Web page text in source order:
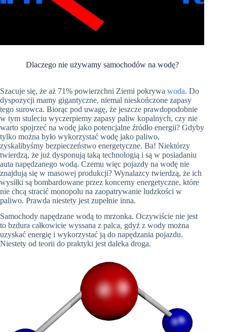
Dlaczego nie używamy samochodów na wodę?
Szacuje się, że aż 71% powierzchni Ziemi pokrywa woda. Do
dyspozycji mamy gigantyczne, niemal nieskończone zapasy
tego surowca. Biorąc pod uwagę, że jeszcze prawdopodobnie
w tym stuleciu wyczerpiemy zapasy paliw kopalnych, czy nie
warto spojrzeć na wodę jako potencjalne źródło energii? Gdyby
tylko można było wykorzystać wodę jako paliwo,
zyskalibyśmy bezpieczeństwo energetyczne. Ba! Niektórzy
twierdzą, że już dysponują taką technologią i są w posiadaniu
auta napędzanego wodą. Czemu więc pojazdy na wodę nie
znajdują się w masowej produkcji? Wynalazcy twierdzą, że ich
wysiłki są bombardowane przez koncerny energetyczne, które
nie chcą stracić monopolu na zaopatrywanie ludzkości w
paliwo. Prawda niestety jest zupełnie inna.
Samochody napędzane wodą to mrzonka. Oczywiście nie jest
to bzdura całkowicie wyssana z palca, gdyż z wody można
uzyskać energię i wykorzystać ją do napędzania pojazdu.
Niestety od teorii do praktyki jest daleka droga.